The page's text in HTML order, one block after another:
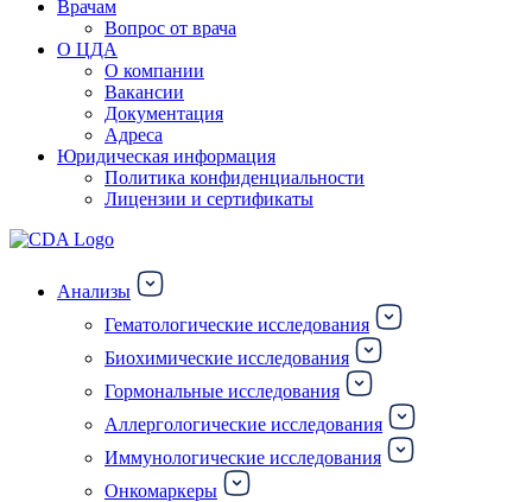
Врачам
Вопрос от врача
О ЦДА
О компании
Вакансии
Документация
Адреса
Юридическая информация
Политика конфиденциальности
Лицензии и сертификаты
Анализы
Гематологические исследования
Биохимические исследования
Гормональные исследования
Аллергологические исследования
Иммунологические исследования
Онкомаркеры